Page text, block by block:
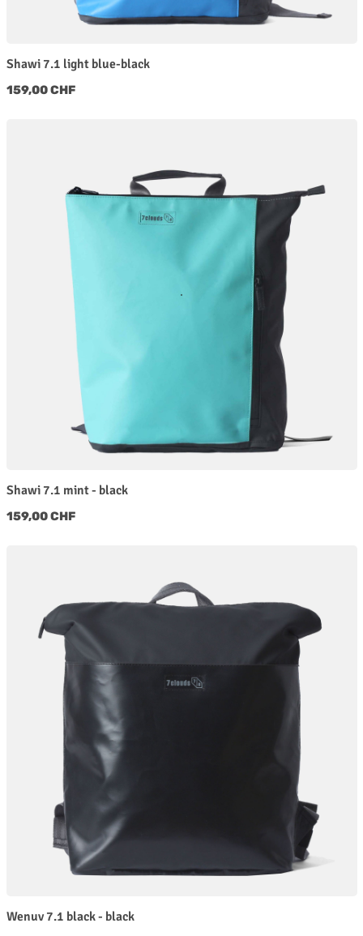
Shawi 7.1 light blue-black
Regulärer Preis:
159,00 CHF
Shawi 7.1 mint - black
Regulärer Preis:
159,00 CHF
Wenuv 7.1 black - black